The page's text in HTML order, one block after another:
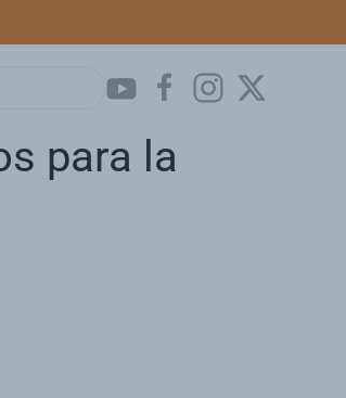
para la